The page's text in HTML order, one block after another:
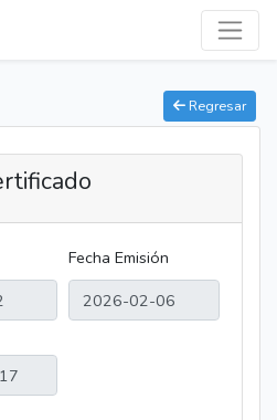
Regresar
Fecha Emisión